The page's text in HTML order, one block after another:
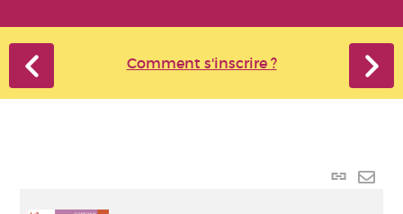
Comment s'inscrire ?
Lien